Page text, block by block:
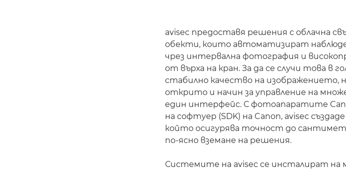
avisec предоставя решения с облачна
обекти, които автоматизират
чрез интервална фотография и
от върха на кран. За да се случи това в
стабилно качество на изображението,
открито и начин за управление на
един интерфейс. С фотоапаратите
на софтуер (SDK) на Canon, avisec
който осигурява точност до
по-ясно вземане на решения.
Системите на avisec се инсталират на